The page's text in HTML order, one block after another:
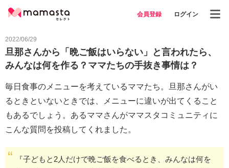
会員登録 ログイン
2022/06/29
旦那さんから「晩ご飯はいらない」と言われたら、
みんなは何を作る？ママたちの手抜き事情は？
毎日食事のメニューを考えているママたち。旦那さんがい
るときといないときでは、メニューに違いが出てくること
もあるでしょう。あるママさんがママスタコミュニティに
こんな質問を投稿してくれました。
『子どもと2人だけで晩ご飯を食べるとき、みんなは何を